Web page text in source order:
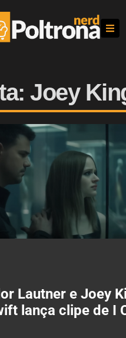
Joey
Lautner e Joey
lança clipe de I